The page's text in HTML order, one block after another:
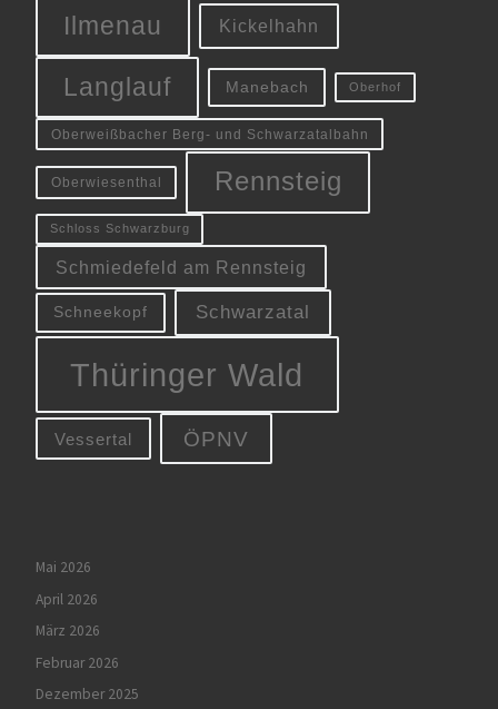
Ilmenau Kickelhahn
Langlauf Manebach Oberhof
Oberweißbacher Berg- und Schwarzatalbahn
Oberwiesenthal Rennsteig
Schloss Schwarzburg
Schmiedefeld am Rennsteig
Schneekopf Schwarzatal
Thüringer Wald
Vessertal ÖPNV
Mai 2026
April 2026
März 2026
Februar 2026
Dezember 2025